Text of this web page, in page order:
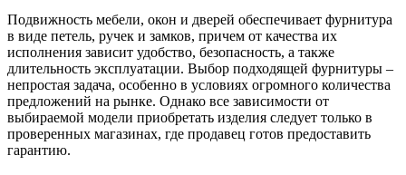
Подвижность мебели, окон и дверей обеспечивает фурнитура
в виде петель, ручек и замков, причем от качества их
исполнения зависит удобство, безопасность, а также
длительность эксплуатации. Выбор подходящей фурнитуры –
непростая задача, особенно в условиях огромного количества
предложений на рынке. Однако все зависимости от
выбираемой модели приобретать изделия следует только в
проверенных магазинах, где продавец готов предоставить
гарантию.